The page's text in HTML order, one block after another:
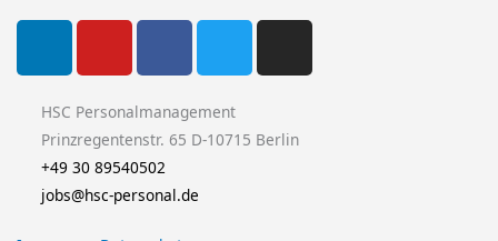
L
n
k
e
d
i
Y
u
t
u
b
e
F
c
e
b
o
o
T
i
t
t
I
s
a
HSC Personalmanagement
Prinzregentenstr. 65 D-10715 Berlin
+49 30 89540502
jobs@hsc-personal.de